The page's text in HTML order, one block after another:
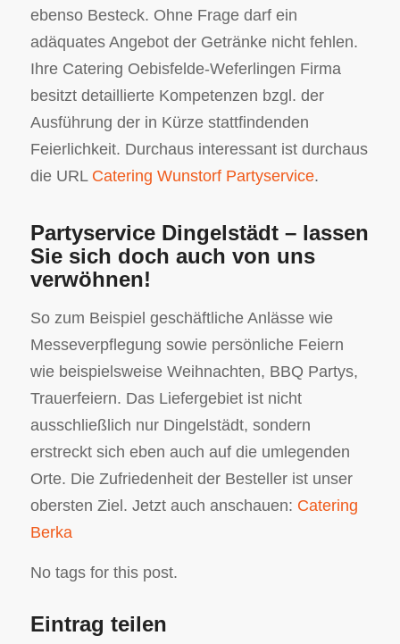
ebenso Besteck. Ohne Frage darf ein
adäquates Angebot der Getränke nicht fehlen.
Ihre Catering Oebisfelde-Weferlingen Firma
besitzt detaillierte Kompetenzen bzgl. der
Ausführung der in Kürze stattfindenden
Feierlichkeit. Durchaus interessant ist durchaus
die URL Catering Wunstorf Partyservice.
Partyservice Dingelstädt – lassen
Sie sich doch auch von uns
verwöhnen!
So zum Beispiel geschäftliche Anlässe wie
Messeverpflegung sowie persönliche Feiern
wie beispielsweise Weihnachten, BBQ Partys,
Trauerfeiern. Das Liefergebiet ist nicht
ausschließlich nur Dingelstädt, sondern
erstreckt sich eben auch auf die umlegenden
Orte. Die Zufriedenheit der Besteller ist unser
obersten Ziel. Jetzt auch anschauen: Catering
Berka
No tags for this post.
Eintrag teilen